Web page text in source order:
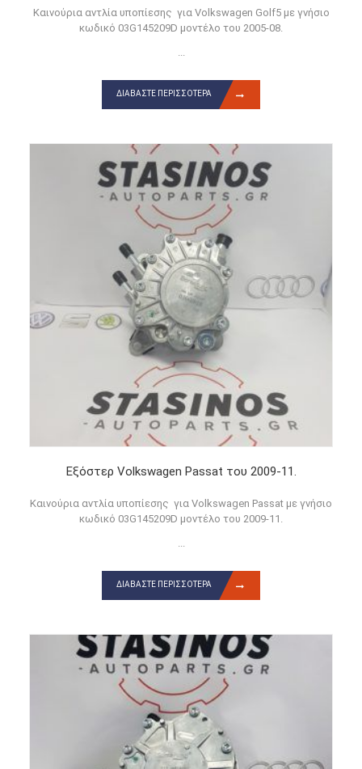
Καινούρια αντλία υποπίεσης για Volkswagen Golf5 με γνήσιο
κωδικό 03G145209D μοντέλο του 2005-08.
ΔΙΑΒΆΣΤΕ ΠΕΡΙΣΣΌΤΕΡΑ
Εξόστερ Volkswagen Passat του 2009-11.
Καινούρια αντλία υποπίεσης για Volkswagen Passat με γνήσιο
κωδικό 03G145209D μοντέλο του 2009-11.
ΔΙΑΒΆΣΤΕ ΠΕΡΙΣΣΌΤΕΡΑ